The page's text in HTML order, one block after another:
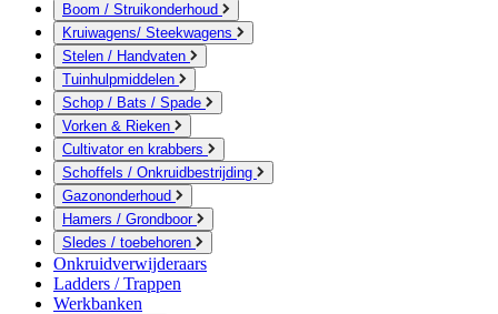
Boom / Struikonderhoud
Kruiwagens/ Steekwagens
Stelen / Handvaten
Tuinhulpmiddelen
Schop / Bats / Spade
Vorken & Rieken
Cultivator en krabbers
Schoffels / Onkruidbestrijding
Gazononderhoud
Hamers / Grondboor
Sledes / toebehoren
Onkruidverwijderaars
Ladders / Trappen
Werkbanken